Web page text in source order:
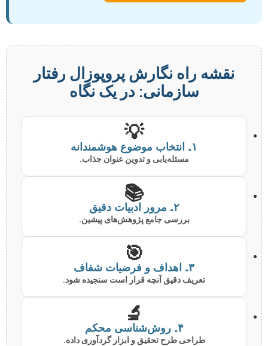
نقشه راه نگارش پروپوزال رفتار
سازمانی: در یک نگاه
💡
۱. انتخاب موضوع هوشمندانه
مسئله‌یابی و تدوین عنوان جذاب.
📚
۲. مرور ادبیات دقیق
بررسی جامع پژوهش‌های پیشین.
🎯
۳. اهداف و فرضیات شفاف
تعریف دقیق آنچه قرار است سنجیده شود.
🔬
۴. روش‌شناسی محکم
طراحی طرح تحقیق و ابزار گردآوری داده.